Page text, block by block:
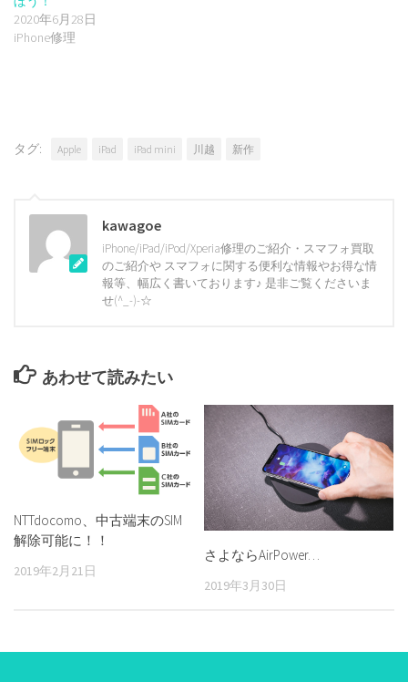
2020年6月28日
iPhone修理
タグ: Apple iPad iPad mini 川越 新作
kawagoe
iPhone/iPad/iPod/Xperia修理のご紹介・スマフォ買取
のご紹介や スマフォに関する便利な情報やお得な情
報等、幅広く書いております♪ 是非ご覧くださいま
せ(^_-)-☆
あわせて読みたい
NTTdocomo、中古端末のSIM
解除可能に！！
2019年2月21日
さよならAirPower…
2019年3月30日